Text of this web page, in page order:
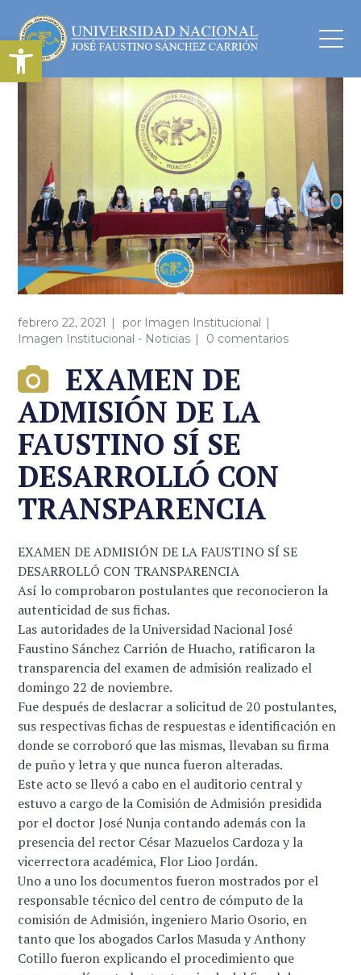
febrero 22, 2021 por Imagen Institucional
Imagen Institucional - Noticias
0 comentarios
EXAMEN DE
ADMISIÓN DE LA
FAUSTINO SÍ SE
DESARROLLÓ CON
TRANSPARENCIA
EXAMEN DE ADMISIÓN DE LA FAUSTINO SÍ SE
DESARROLLÓ CON TRANSPARENCIA
Así lo comprobaron postulantes que reconocieron la
autenticidad de sus fichas.
Las autoridades de la Universidad Nacional José
Faustino Sánchez Carrión de Huacho, ratificaron la
transparencia del examen de admisión realizado el
domingo 22 de noviembre.
Fue después de deslacrar a solicitud de 20 postulantes,
sus respectivas fichas de respuestas e identificación en
donde se corroboró que las mismas, llevaban su firma
de puño y letra y que nunca fueron alteradas.
Este acto se llevó a cabo en el auditorio central y
estuvo a cargo de la Comisión de Admisión presidida
por el doctor José Nunja contando además con la
presencia del rector César Mazuelos Cardoza y la
vicerrectora académica, Flor Lioo Jordán.
Uno a uno los documentos fueron mostrados por el
responsable técnico del centro de cómputo de la
comisión de Admisión, ingeniero Mario Osorio, en
tanto que los abogados Carlos Masuda y Anthony
Cotillo fueron explicando el procedimiento que
Abrir barra de herramientas